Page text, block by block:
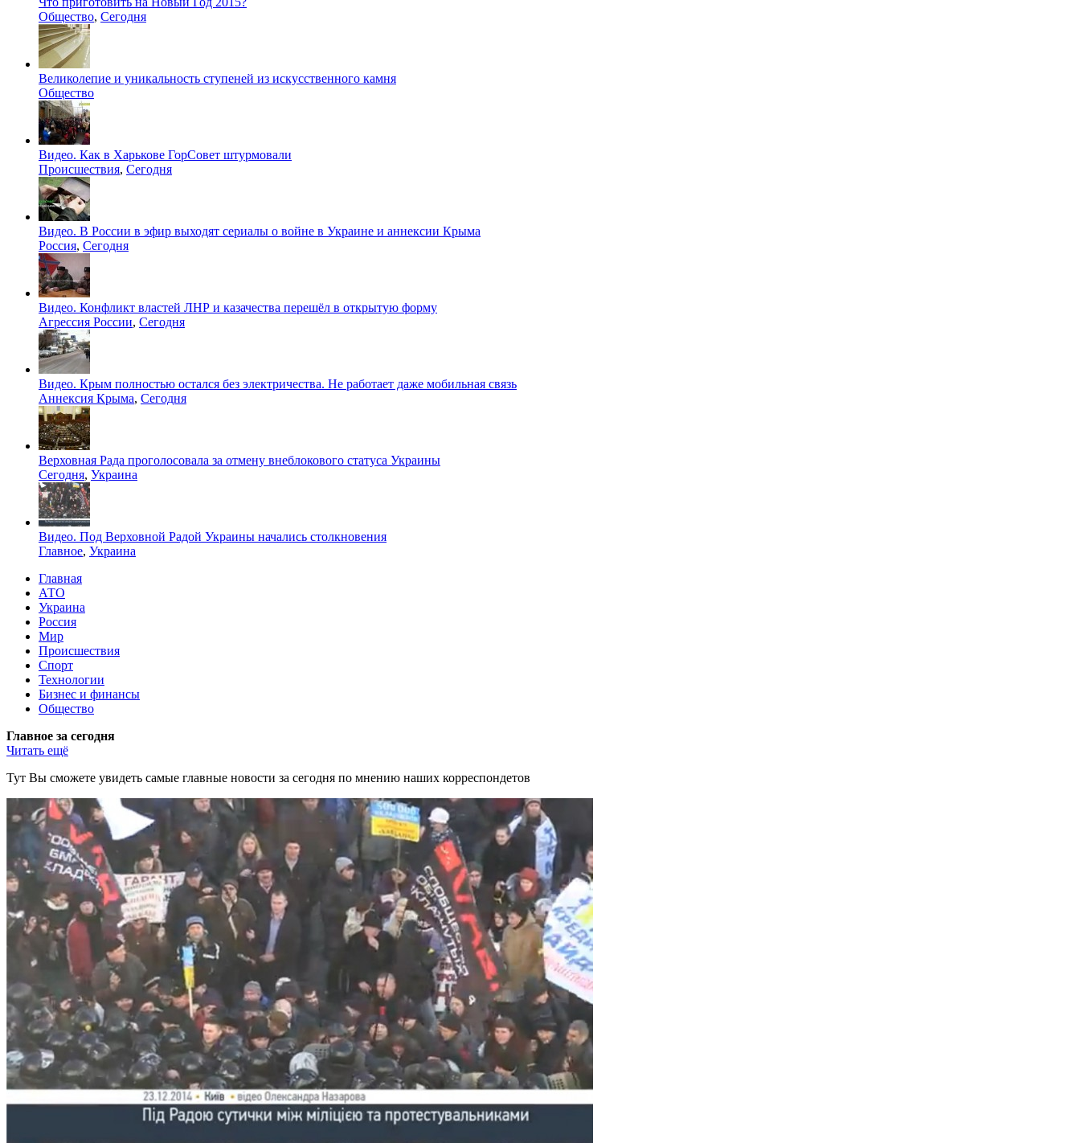
Общество, Сегодня
Великолепие и уникальность ступеней из искусственного камня
Общество
Видео. Как в Харькове ГорСовет штурмовали
Происшествия, Сегодня
Видео. В России в эфир выходят сериалы о войне в Украине и аннексии Крыма
Россия, Сегодня
Видео. Конфликт властей ЛНР и казачества перешёл в открытую форму
Агрессия России, Сегодня
Видео. Крым полностью остался без электричества. Не работает даже мобильная связь
Аннексия Крыма, Сегодня
Верховная Рада проголосовала за отмену внеблокового статуса Украины
Сегодня, Украина
Видео. Под Верховной Радой Украины начались столкновения
Главное, Украина
Главная
АТО
Украина
Россия
Мир
Происшествия
Спорт
Технологии
Бизнес и финансы
Общество
Главное за сегодня
Читать ещё
Тут Вы сможете увидеть самые главные новости за сегодня по мнению наших корреспондетов